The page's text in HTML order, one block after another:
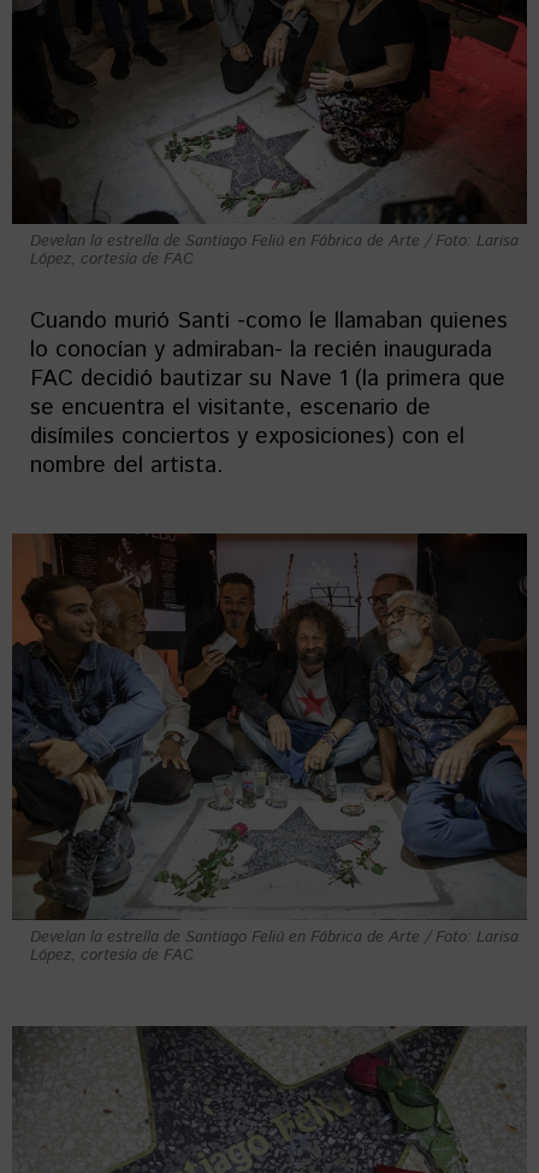
Develan la estrella de Santiago Feliú en Fábrica de Arte / Foto: Larisa
López, cortesía de FAC
Cuando murió Santi -como le llamaban quienes
lo conocían y admiraban- la recién inaugurada
FAC decidió bautizar su Nave 1 (la primera que
se encuentra el visitante, escenario de
disímiles conciertos y exposiciones) con el
nombre del artista.
Develan la estrella de Santiago Feliú en Fábrica de Arte / Foto: Larisa
López, cortesía de FAC